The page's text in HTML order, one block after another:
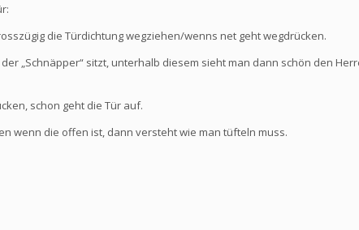
die Türdichtung wegziehen/wenns net geht wegdrücken.
„Schnäpper“ sitzt, unterhalb diesem sieht man dann schön den
schon geht die Tür auf.
wenn die offen ist, dann versteht wie man tüfteln muss.